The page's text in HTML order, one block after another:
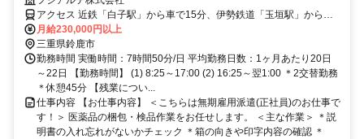
アクセス 近鉄「白子駅」から車で15分、伊勢鉄道「玉垣駅」から車
で8分
月給230,000円以上
三重県鈴鹿市
勤務時間 実働時間：7時間50分/日 平均勤務日数：1ヶ月あたり20日
～22日 【勤務時間】 (1) 8:25～17:00 (2) 16:25～翌1:00 ＊2交替勤務
＊休憩45分 【残業につい...
仕事内容 【お仕事内容】 ＜こちらは無期雇用派遣(正社員)のお仕事で
す！＞ 医薬品の梱包・検品作業をお任せします。 ＜主な作業＞ ＊説
明書の入れ忘れがないかチェック ＊箱の向きや印字内容の確認 ＊